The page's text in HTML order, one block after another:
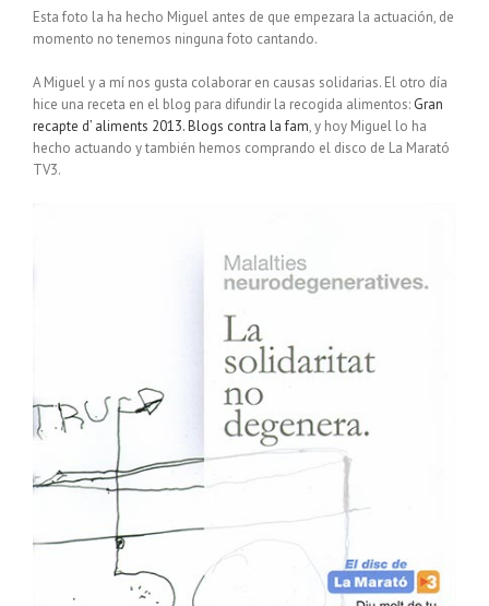
Esta foto la ha hecho Miguel antes de que empezara la actuación, de
momento no tenemos ninguna foto cantando.
A Miguel y a mí nos gusta colaborar en causas solidarias. El otro día
hice una receta en el blog para difundir la recogida alimentos: Gran
recapte d’ aliments 2013. Blogs contra la fam, y hoy Miguel lo ha
hecho actuando y también hemos comprando el disco de La Marató
TV3.